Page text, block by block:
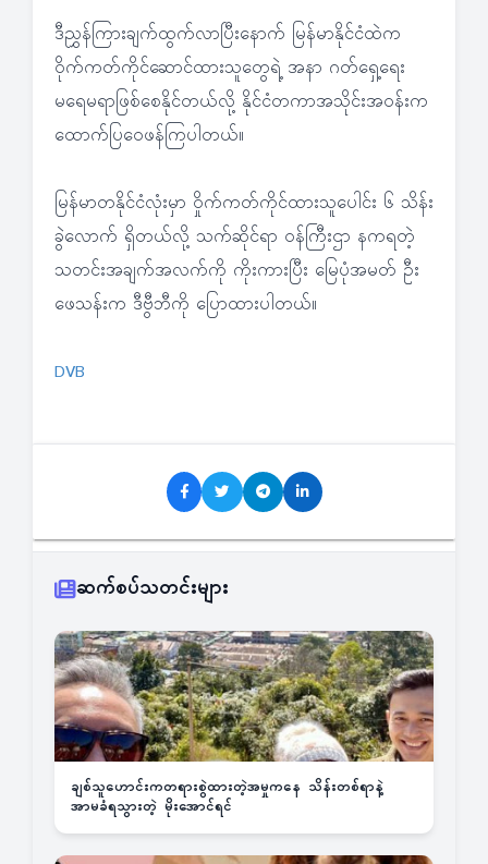
ဒီညွှန်ကြားချက်ထွက်လာပြီးနောက် မြန်မာနိုင်ငံထဲက
ဝိုက်ကတ်ကိုင်ဆောင်ထားသူတွေရဲ့ အနာ ဂတ်ရှေ့ရေး
မရေမရာဖြစ်စေနိုင်တယ်လို့ နိုင်ငံတကာအသိုင်းအဝန်းက
ထောက်ပြဝေဖန်ကြပါတယ်။
မြန်မာတနိုင်ငံလုံးမှာ ဝှိုက်ကတ်ကိုင်ထားသူပေါင်း ၆ သိန်း
ခွဲလောက် ရှိတယ်လို့ သက်ဆိုင်ရာ ဝန်ကြီးဌာ နကရတဲ့
သတင်းအချက်အလက်ကို ကိုးကားပြီး မြေပုံအမတ် ဦး
ဖေသန်းက ဒီဗွီဘီကို ပြောထားပါတယ်။
DVB
ဆက်စပ်သတင်းများ
ချစ်သူဟောင်းကတရားစွဲထားတဲ့အမှုကနေ သိန်းတစ်ရာနဲ့
အာမခံရသွားတဲ့ မိုးအောင်ရင်